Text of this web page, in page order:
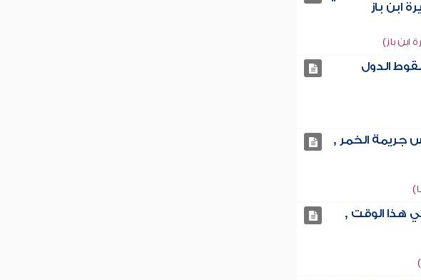
ابن باز
باز)
الدول
جريمة الخمر ,
هذا الوقت ,